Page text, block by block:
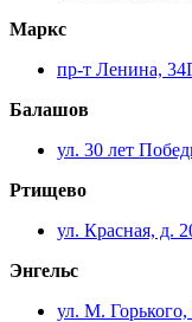
Маркс
пр-т Ленина,
Балашов
ул. 30 лет
Ртищево
ул. Красная, д.
Энгельс
ул. М. Горького,